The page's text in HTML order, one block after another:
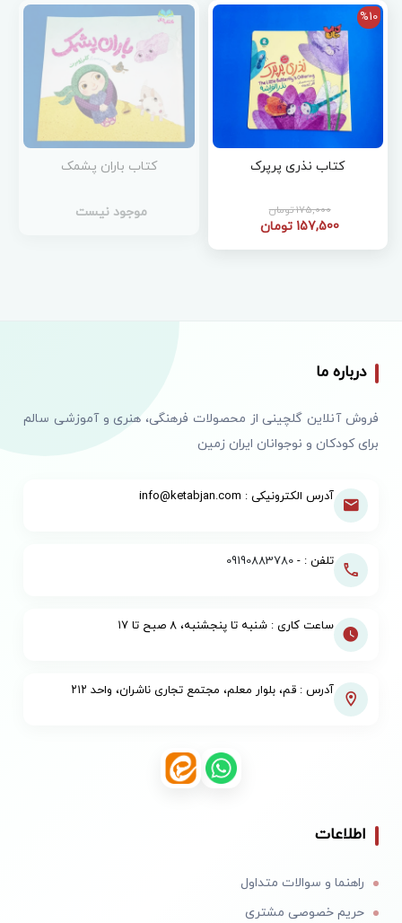
%10
کتاب نذری پرپرک
175,000 تومان
157,500 تومان
کتاب باران پشمک
موجود نیست
درباره ما
فروش آنلاین گلچینی از محصولات فرهنگی، هنری و آموزشی سالم
برای کودکان و نوجوانان ایران زمین
آدرس الکترونیکی : info@ketabjan.com
تلفن : -09190883780
ساعت کاری : شنبه تا پنجشنبه، ۸ صبح تا ۱۷
آدرس : قم، بلوار معلم، مجتمع تجاری ناشران، واحد ۲۱۲
اطلاعات
راهنما و سوالات متداول
حریم خصوصی مشتری